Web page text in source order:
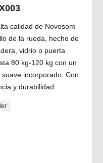
calidad de Novosom
de la rueda, hecho de
vidrio o puerta
80 kg-120 kg con un
incorporado. Con
y durabilidad.